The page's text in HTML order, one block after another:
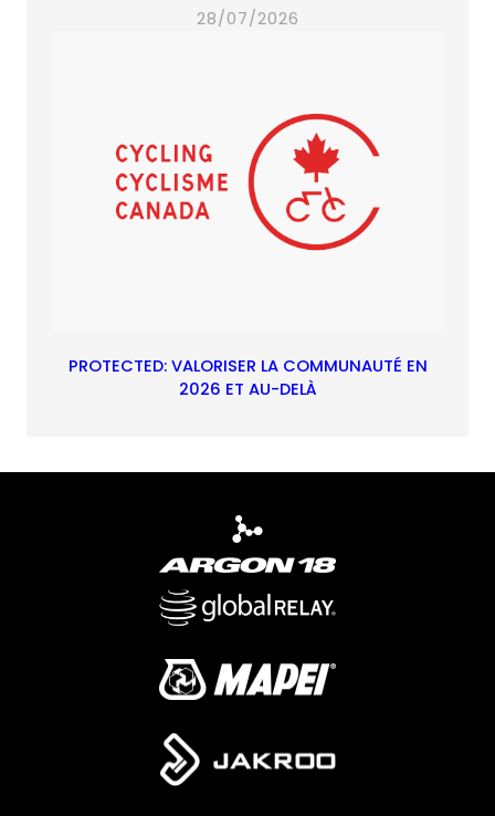
28/07/2026
PROTECTED: VALORISER LA COMMUNAUTÉ EN
2026 ET AU-DELÀ